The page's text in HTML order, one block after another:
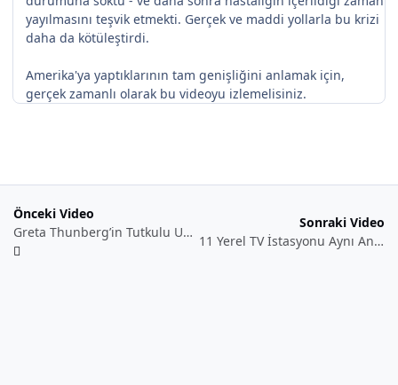
yayılmasını teşvik etmekti. Gerçek ve maddi yollarla bu krizi
daha da kötüleştirdi.
Amerika'ya yaptıklarının tam genişliğini anlamak için,
gerçek zamanlı olarak bu videoyu izlemelisiniz.
Önceki Video
Greta Thunberg’in Tutkulu UN Konuşması: İsteseniz de İstemeseniz de Değişim Geliyor
Sonraki Video
11 Yerel TV İstasyonu Aynı Anda Amazon Tarafından Yazılmış Metni Okuyarak Yayınladı